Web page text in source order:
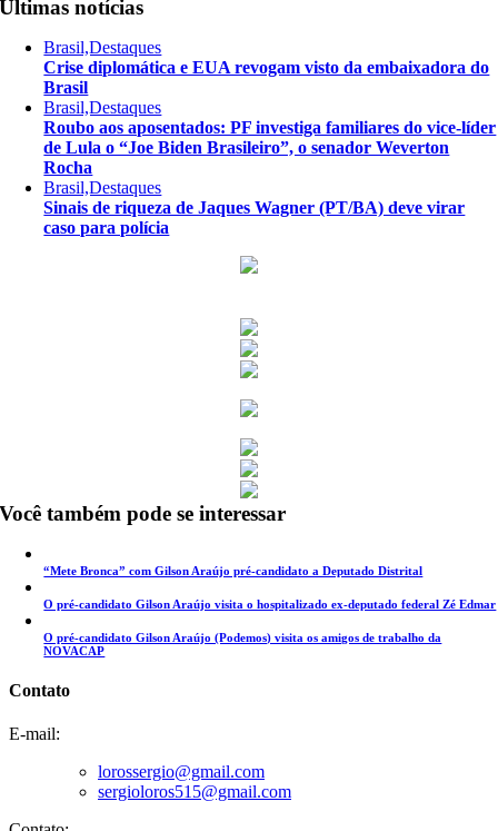
Últimas notícias
Brasil,Destaques
Crise diplomática e EUA revogam visto da embaixadora do
Brasil
Brasil,Destaques
Roubo aos aposentados: PF investiga familiares do vice-líder
de Lula o “Joe Biden Brasileiro”, o senador Weverton
Rocha
Brasil,Destaques
Sinais de riqueza de Jaques Wagner (PT/BA) deve virar
caso para polícia
Você também pode se interessar
“Mete Bronca” com Gilson Araújo pré-candidato a Deputado Distrital
O pré-candidato Gilson Araújo visita o hospitalizado ex-deputado federal Zé Edmar
O pré-candidato Gilson Araújo (Podemos) visita os amigos de trabalho da
NOVACAP
Contato
E-mail:
lorossergio@gmail.com
sergioloros515@gmail.com